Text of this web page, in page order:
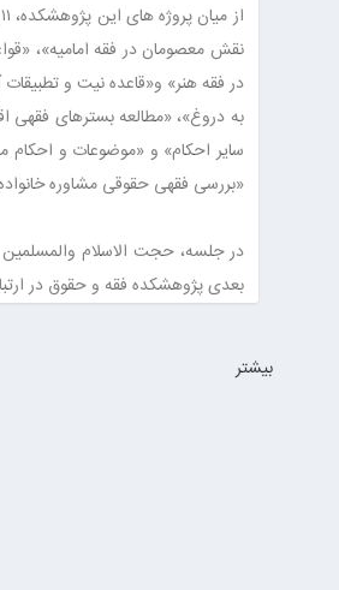
نقش معصومان در فقه امامیه»،
در فقه هنر» و«قاعده نیت و
به دروغ»، «مطالعه بسترهای
سایر احکام» و «موضوعات و
«بررسی فقهی حقوقی مشاوره
در جلسه، حجت الاسلام
بعدی پژوهشکده فقه و حقوق در
بيشتر